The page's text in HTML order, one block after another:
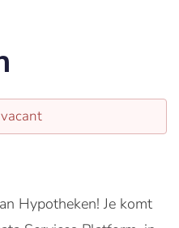
Hypotheken! Je komt